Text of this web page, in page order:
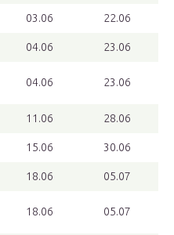
03.06 22.06
04.06 23.06
04.06 23.06
11.06 28.06
15.06 30.06
18.06 05.07
18.06 05.07